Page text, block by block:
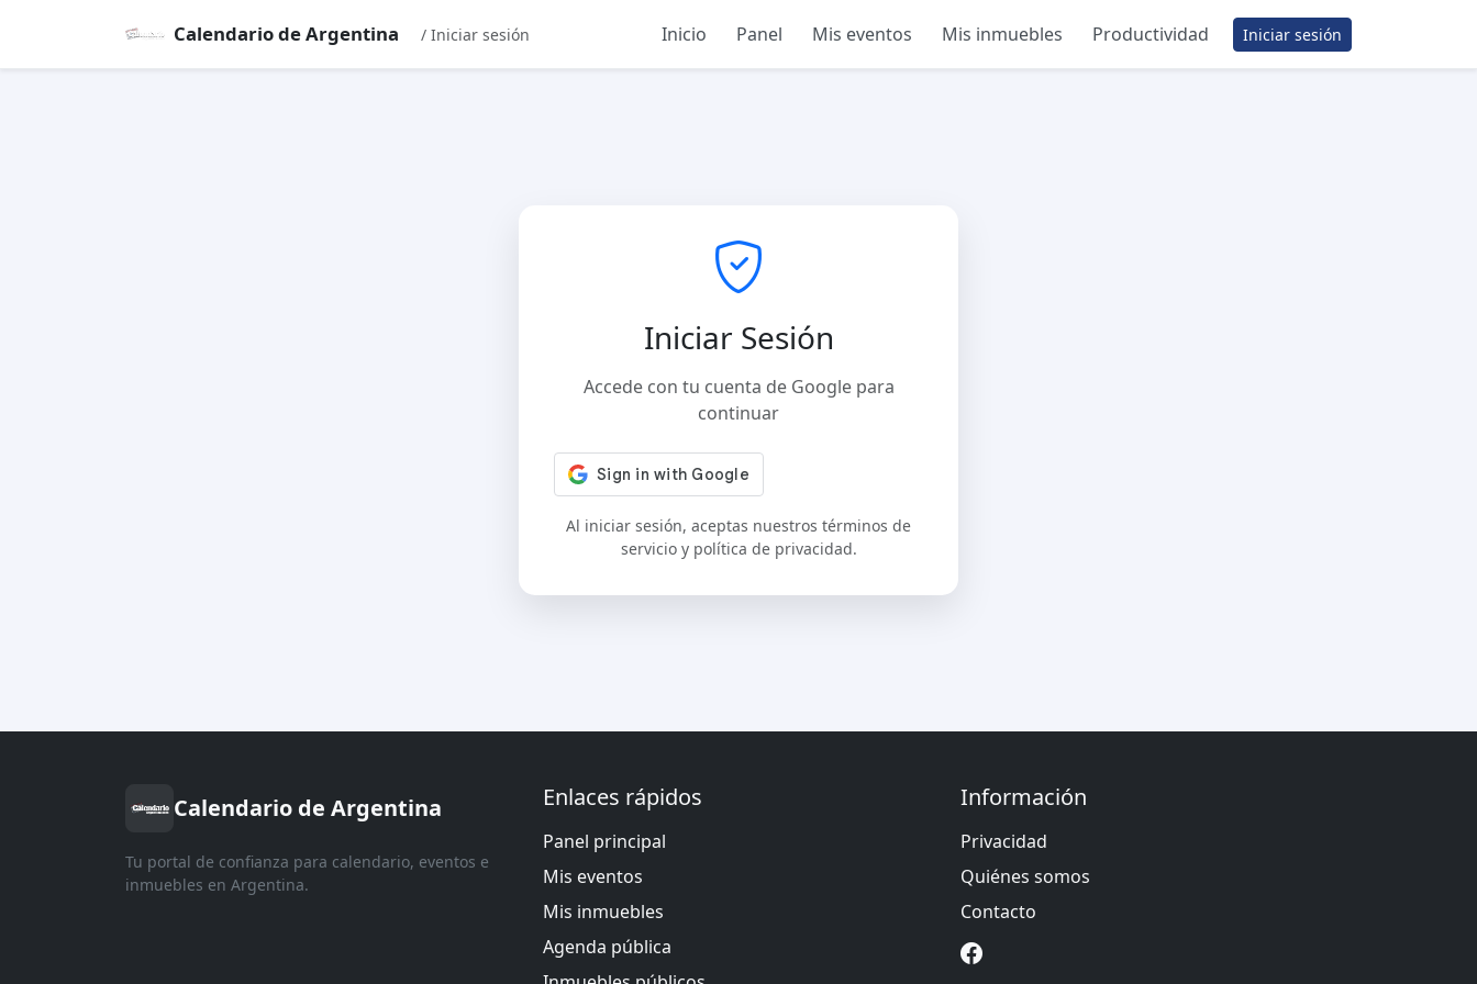
Calendario de Argentina / Iniciar sesión Inicio Panel Mis eventos Mis inmuebles Productividad Iniciar sesión
Iniciar Sesión
Accede con tu cuenta de Google para
continuar
Al iniciar sesión, aceptas nuestros términos de
servicio y política de privacidad.
Calendario de Argentina
Tu portal de confianza para calendario, eventos e
inmuebles en Argentina.
Enlaces rápidos
Panel principal
Mis eventos
Mis inmuebles
Agenda pública
Información
Privacidad
Quiénes somos
Contacto